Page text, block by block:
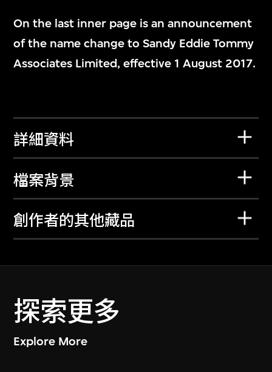
On the last inner page is an announcement
of the name change to Sandy Eddie Tommy
Associates Limited, effective 1 August 2017.
詳細資料
檔案背景
創作者的其他藏品
探索更多
Explore More